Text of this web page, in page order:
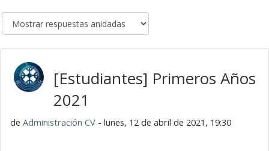
[Estudiantes] Primeros Años
2021
de Administración CV - lunes, 12 de abril de 2021, 19:30